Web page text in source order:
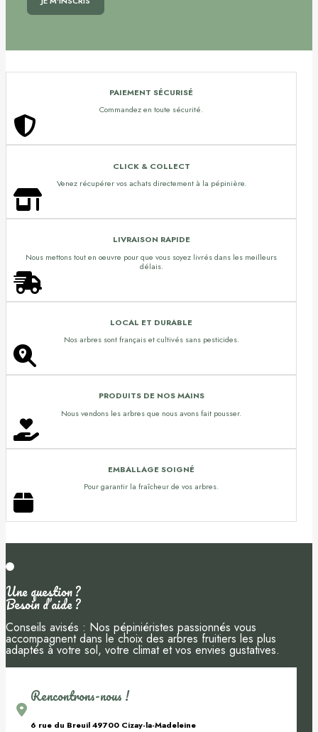
PAIEMENT SÉCURISÉ
Commandez en toute sécurité.
CLICK & COLLECT
Venez récupérer vos achats directement à la pépinière.
LIVRAISON RAPIDE
Nous mettons tout en oeuvre pour que vous soyez livrés dans les meilleurs
délais.
LOCAL ET DURABLE
Nos arbres sont français et cultivés sans pesticides.
PRODUITS DE NOS MAINS
Nous vendons les arbres que nous avons fait pousser.
EMBALLAGE SOIGNÉ
Pour garantir la fraîcheur de vos arbres.
Une question ?
Besoin d’aide ?
Conseils avisés : Nos pépiniéristes passionnés vous
accompagnent dans le choix des arbres fruitiers les plus
adaptés à votre sol, votre climat et vos envies gustatives.
Rencontrons-nous !
6 rue du Breuil 49700 Cizay-la-Madeleine